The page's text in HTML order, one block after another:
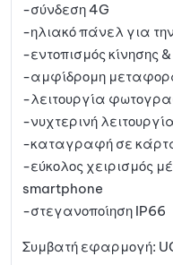
-σύνδεση 4G
-ηλιακό πάνελ για
-εντοπισμός κίνησης
-αμφίδρομη
-λειτουργία
-νυχτερινή
-καταγραφή σε
-εύκολος χειρισμός
smartphone
-στεγανοποίηση IP66
Συμβατή εφαρμογή: